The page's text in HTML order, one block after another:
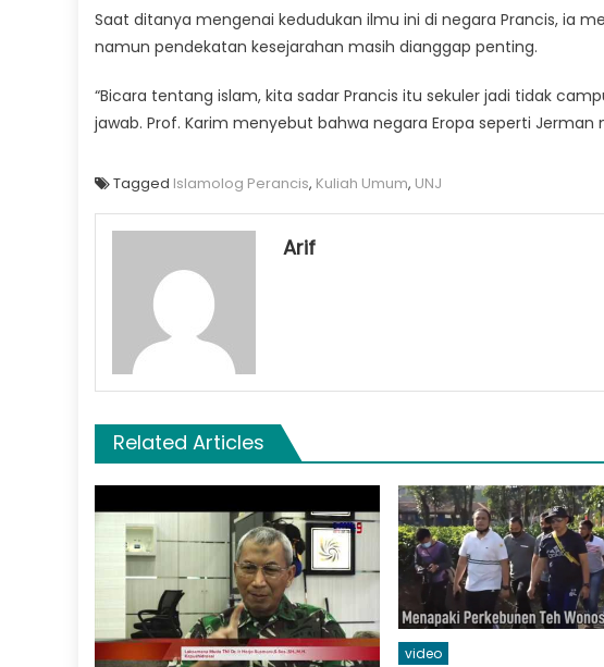
Saat ditanya mengenai kedudukan ilmu ini di negara Prancis, ia
namun pendekatan kesejarahan masih dianggap penting.
“Bicara tentang islam, kita sadar Prancis itu sekuler jadi tidak
jawab. Prof. Karim menyebut bahwa negara Eropa seperti
Tagged Islamolog Perancis, Kuliah Umum, UNJ
Arif
Related Articles
video